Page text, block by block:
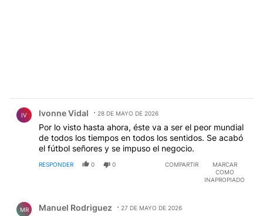
IV Ivonne Vidal 28 DE MAYO DE 2026
Por lo visto hasta ahora, éste va a ser el peor mundial
de todos los tiempos en todos los sentidos. Se acabó
el fútbol señores y se impuso el negocio.
RESPONDER 0 0 COMPARTIR
MARCAR
COMO
INAPROPIADO
MR Manuel Rodriguez 27 DE MAYO DE 2026